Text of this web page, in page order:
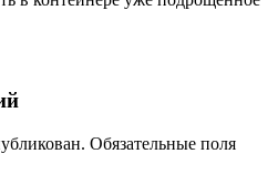
Обязательные поля